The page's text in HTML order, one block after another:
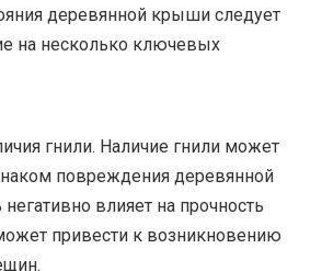
деревянной крыши следует
на несколько ключевых
гнили. Наличие гнили может
повреждения деревянной
влияет на прочность
привести к возникновению